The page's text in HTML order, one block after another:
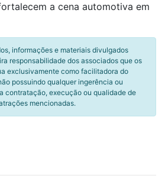
a cena automotiva em
informações e materiais divulgados
responsabilidade dos associados que os
exclusivamente como facilitadora do
possuindo qualquer ingerência ou
contratação, execução ou qualidade de
mencionadas.